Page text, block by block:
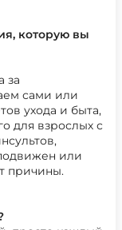
которую вы
за
сами или
ухода и быта,
для взрослых с
или
причины.